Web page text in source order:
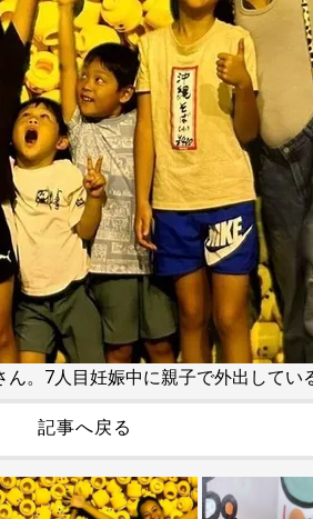
。7人目妊娠中に親子で外出してい
記事へ戻る